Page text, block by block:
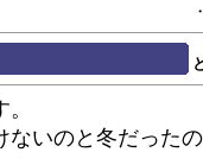
いのと冬だった